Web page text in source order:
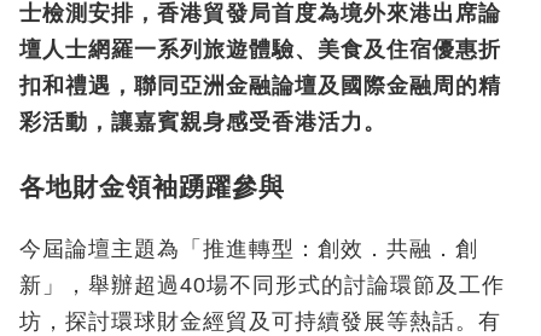
士檢測安排，香港貿發局首度為境外來港出席論
壇人士網羅一系列旅遊體驗、美食及住宿優惠折
扣和禮遇，聯同亞洲金融論壇及國際金融周的精
彩活動，讓嘉賓親身感受香港活力。
各地財金領袖踴躍參與
今屆論壇主題為「推進轉型：創效．共融．創
新」，舉辦超過40場不同形式的討論環節及工作
坊，探討環球財金經貿及可持續發展等熱話。有